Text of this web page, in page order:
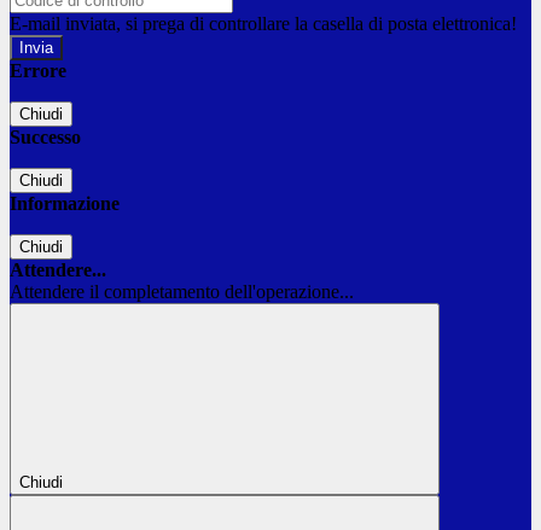
E-mail inviata, si prega di controllare la casella di posta elettronica!
Errore
Chiudi
Successo
Chiudi
Informazione
Chiudi
Attendere...
Attendere il completamento dell'operazione...
Chiudi